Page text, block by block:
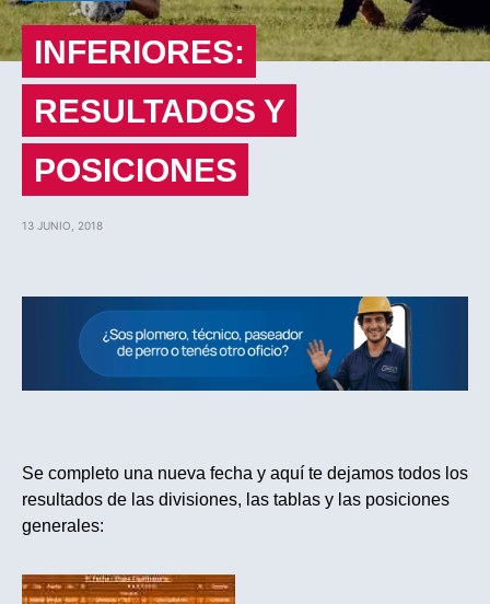
INFERIORES:
RESULTADOS Y
POSICIONES
13 JUNIO, 2018
Se completo una nueva fecha y aquí te dejamos todos los
resultados de las divisiones, las tablas y las posiciones
generales: